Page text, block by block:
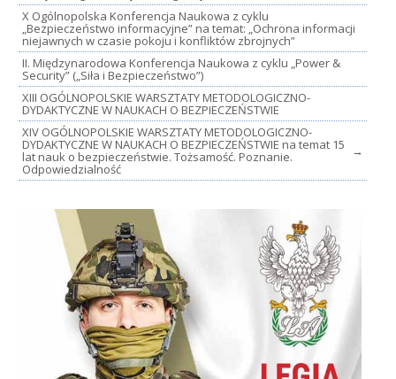
X Ogólnopolska Konferencja Naukowa z cyklu
„Bezpieczeństwo informacyjne” na temat: „Ochrona informacji
niejawnych w czasie pokoju i konfliktów zbrojnych”
II. Międzynarodowa Konferencja Naukowa z cyklu „Power &
Security” („Siła i Bezpieczeństwo”)
XIII OGÓLNOPOLSKIE WARSZTATY METODOLOGICZNO-
DYDAKTYCZNE W NAUKACH O BEZPIECZEŃSTWIE
XIV OGÓLNOPOLSKIE WARSZTATY METODOLOGICZNO-
DYDAKTYCZNE W NAUKACH O BEZPIECZEŃSTWIE na temat 15
lat nauk o bezpieczeństwie. Tożsamość. Poznanie.
Odpowiedzialność
→